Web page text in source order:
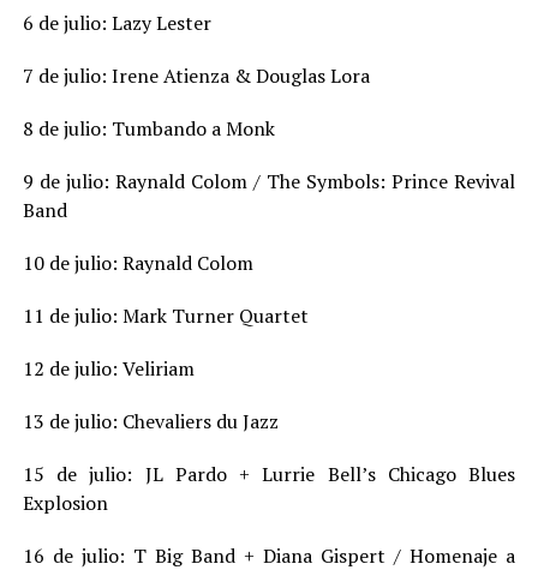
6 de julio: Lazy Lester
7 de julio: Irene Atienza & Douglas Lora
8 de julio: Tumbando a Monk
9 de julio: Raynald Colom / The Symbols: Prince Revival
Band
10 de julio: Raynald Colom
11 de julio: Mark Turner Quartet
12 de julio: Veliriam
13 de julio: Chevaliers du Jazz
15 de julio: JL Pardo + Lurrie Bell’s Chicago Blues
Explosion
16 de julio: T Big Band + Diana Gispert / Homenaje a